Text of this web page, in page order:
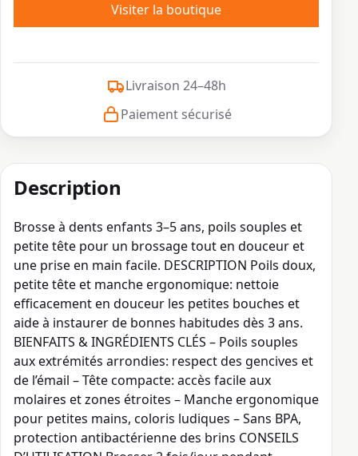
Visiter la boutique
Livraison 24–48h
Paiement sécurisé
Description
Brosse à dents enfants 3–5 ans, poils souples et
petite tête pour un brossage tout en douceur et
une prise en main facile. DESCRIPTION Poils doux,
petite tête et manche ergonomique: nettoie
efficacement en douceur les petites bouches et
aide à instaurer de bonnes habitudes dès 3 ans.
BIENFAITS & INGRÉDIENTS CLÉS – Poils souples
aux extrémités arrondies: respect des gencives et
de l’émail – Tête compacte: accès facile aux
molaires et zones étroites – Manche ergonomique
pour petites mains, coloris ludiques – Sans BPA,
protection antibactérienne des brins CONSEILS